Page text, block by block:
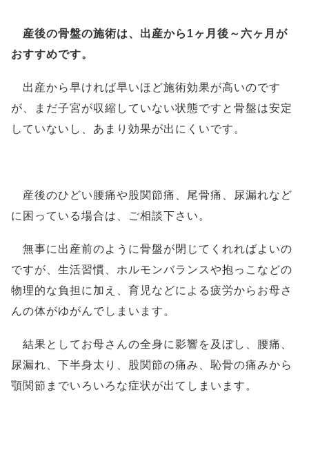
産後の骨盤の施術は、 出産から1ヶ月後～六ヶ月が
おすすめです。
出産から早ければ早いほど施術効果が高いのです
が、まだ子宮が収縮していない状態ですと骨盤は安定
していないし、あまり効果が出にくいです。
産後のひどい腰痛や股関節痛、尾骨痛、尿漏れなど
に困っている場合は、ご相談下さい。
無事に出産前のように骨盤が閉じてくれればよいの
ですが、 生活習慣、ホルモンバランスや抱っこなどの
物理的な負担 に加え、育児などによる疲労からお母さ
んの体がゆがんでしまいます。
結果としてお母さんの全身に影響を及ぼし、 腰痛、
尿漏れ、下半身太り、股関節の痛み、恥骨の痛みから
顎関節 までいろいろな症状が出てしまいます。